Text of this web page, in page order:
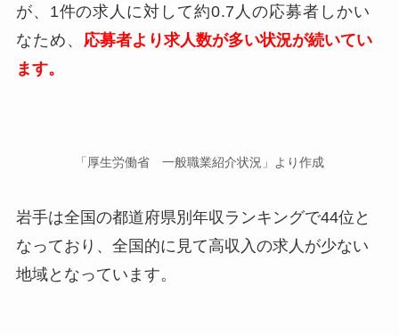
が、 1件の求人に対して約0.7人の応募者 しかい
なため、 応募者より求人数が多い状況が続いてい
ます。
「厚生労働省 一般職業紹介状況」より作成
岩手は全国の都道府県別年収ランキングで44位と
なっており、全国的に見て高収入の求人が少ない
地域となっています。